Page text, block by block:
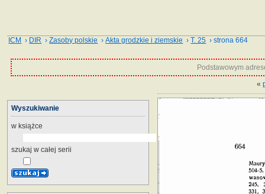
ICM › DIR ›Zasoby polskie ›Akta grodzkie i ziemskie ›T. 25 › strona 664
Podstawowym
«
Wyszukiwanie
w książce
szukaj w całej serii